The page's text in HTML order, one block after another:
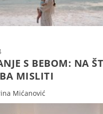
S BEBOM: NA
MISLITI
Mićanović